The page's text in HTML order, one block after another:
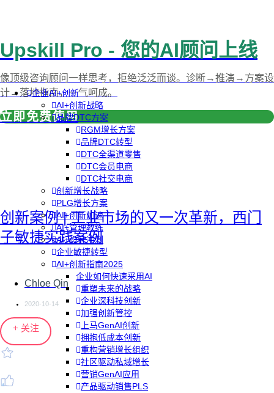
企业AI+创新
AI+创新战略
品牌DTC方案
RGM增长方案
品牌DTC转型
DTC全渠道零售
DTC会员电商
DTC社交电商
创新增长战略
PLG增长方案
AI+创新加速
AI+管理教练
AI+设计冲刺
企业敏捷转型
AI+创新指南2025
企业如何快速采用AI
重塑未来的战略
企业深科技创新
加强创新管控
上马GenAI创新
拥抱低成本创新
重构营销增长组织
社区驱动私域增长
营销GenAI应用
产品驱动销售PLS
Upskill Pro - 您的AI顾问上线
像顶级咨询顾问一样思考，拒绝泛泛而谈。诊断→推演→方案设
计→落地指南，一气呵成。
立即免费使用
创新案例 | 工业市场的又一次革新，西门
子敏捷实践案例
Chloe Qin
2020-10-14
+ 关注